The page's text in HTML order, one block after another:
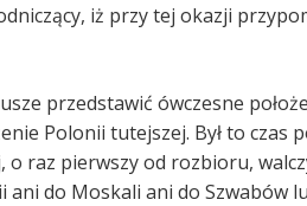
iż przy tej okazji
przedstawić ówczesne
Polonii tutejszej. Był to
o raz pierwszy od rozbioru,
ani do Moskali ani do Szwabów